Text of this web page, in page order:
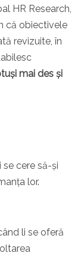
HR Research,
că obiectivele
revizuite, în
mai des și
cere să-și
lor.
li se oferă